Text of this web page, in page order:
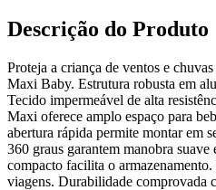
Descrição do Produto
Proteja a criança de ventos e
Maxi Baby. Estrutura robusta em
Tecido impermeável de alta
Maxi oferece amplo espaço para
abertura rápida permite montar em
360 graus garantem manobra
compacto facilita o
viagens. Durabilidade comprovada